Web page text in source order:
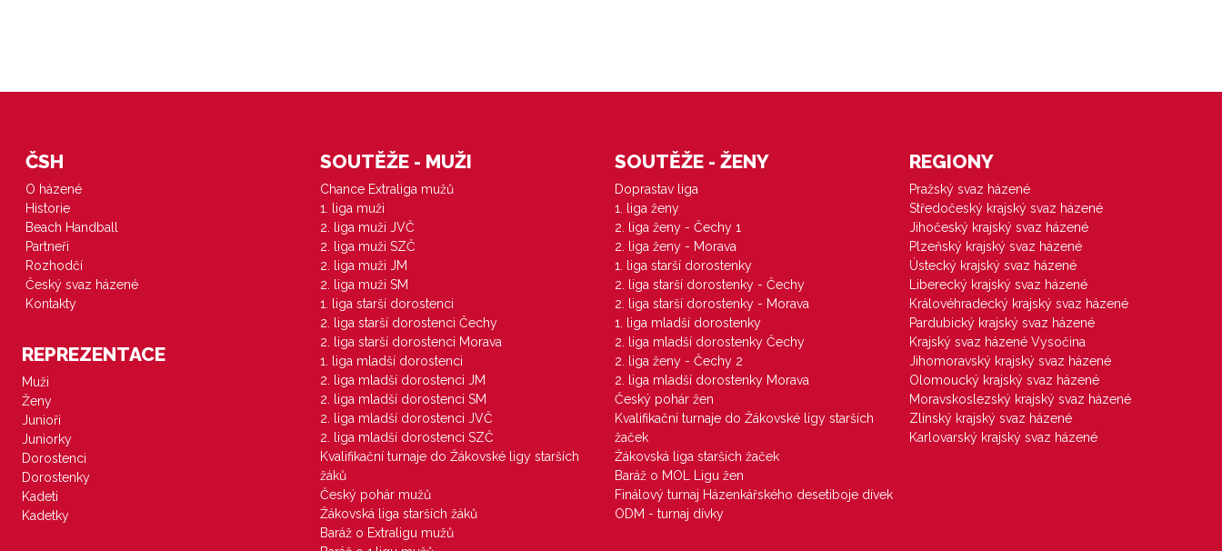
ČSH
O házené
Historie
Beach Handball
Partneři
Rozhodčí
Český svaz házené
Kontakty
REPREZENTACE
Muži
Ženy
Junioři
Juniorky
Dorostenci
Dorostenky
Kadeti
Kadetky
SOUTĚŽE - MUŽI
Chance Extraliga mužů
1. liga muži
2. liga muži JVČ
2. liga muži SZČ
2. liga muži JM
2. liga muži SM
1. liga starší dorostenci
2. liga starší dorostenci Čechy
2. liga starší dorostenci Morava
1. liga mladší dorostenci
2. liga mladší dorostenci JM
2. liga mladší dorostenci SM
2. liga mladší dorostenci JVČ
2. liga mladší dorostenci SZČ
Kvalifikační turnaje do Žákovské ligy starších
žáků
Český pohár mužů
Žákovská liga starších žáků
Baráž o Extraligu mužů
SOUTĚŽE - ŽENY
Doprastav liga
1. liga ženy
2. liga ženy - Čechy 1
2. liga ženy - Morava
1. liga starší dorostenky
2. liga starší dorostenky - Čechy
2. liga starší dorostenky - Morava
1. liga mladší dorostenky
2. liga mladší dorostenky Čechy
2. liga ženy - Čechy 2
2. liga mladší dorostenky Morava
Český pohár žen
Kvalifikační turnaje do Žákovské ligy starších
žaček
Žákovská liga starších žaček
Baráž o MOL Ligu žen
Finálový turnaj Házenkářského desetiboje dívek
ODM - turnaj dívky
REGIONY
Pražský svaz házené
Středočeský krajský svaz házené
Jihočeský krajský svaz házené
Plzeňský krajský svaz házené
Ústecký krajský svaz házené
Liberecký krajský svaz házené
Královéhradecký krajský svaz házené
Pardubický krajský svaz házené
Krajský svaz házené Vysočina
Jihomoravský krajský svaz házené
Olomoucký krajský svaz házené
Moravskoslezský krajský svaz házené
Zlínský krajský svaz házené
Karlovarský krajský svaz házené